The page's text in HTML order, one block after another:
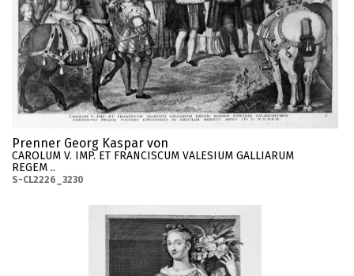
Prenner Georg Kaspar von
CAROLUM V. IMP. ET FRANCISCUM VALESIUM GALLIARUM
REGEM ..
S-CL2226_3230